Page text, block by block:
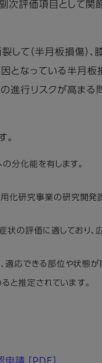
次評価項目として
て（半月板損傷）
となっている半月
の進行リスクが高まる
。
分化能を有します。
化研究事業の研究開
の評価に適しており、
応できる部位や状態が
と推定されています。